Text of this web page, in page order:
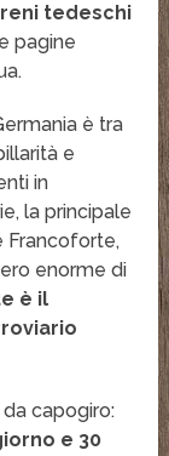
tedeschi
pagine
è tra
e
in
la principale
Francoforte,
enorme di
è il
capogiro:
e 30